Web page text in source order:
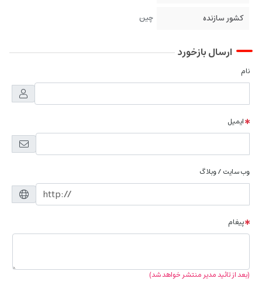
کشور سازنده چین
ارسال بازخورد
نام
ایمیل
وب سایت / وبلاگ
پیغام
(بعد از تائید مدیر منتشر خواهد شد)